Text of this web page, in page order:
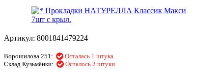
Артикул: 8001841479224
Ворошилова 251:
Осталась 1 штука
Склад Кузьмёнки:
Осталось 2 штуки